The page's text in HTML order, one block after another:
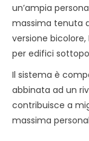
un’ampia
massima tenuta
versione
per edifici
Il sistema è
abbinata ad un
contribuisce a
massima